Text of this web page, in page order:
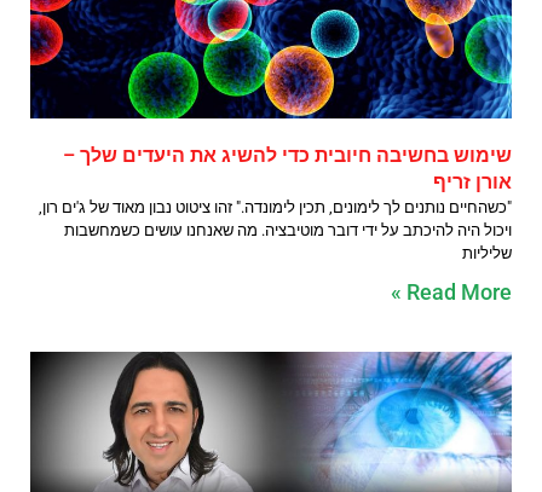
שימוש בחשיבה חיובית כדי להשיג את היעדים שלך –
אורן זריף
"כשהחיים נותנים לך לימונים, תכין לימונדה." זהו ציטוט נבון מאוד של ג'ים רון,
ויכול היה להיכתב על ידי דובר מוטיבציה. מה שאנחנו עושים כשמחשבות
שליליות
Read More »